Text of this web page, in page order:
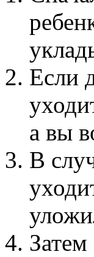
Если
а вы
В